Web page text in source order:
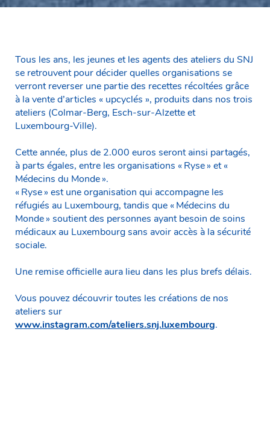
Tous les ans, les jeunes et les agents des ateliers du SNJ
se retrouvent pour décider quelles organisations se
verront reverser une partie des recettes récoltées grâce
à la vente d’articles « upcyclés », produits dans nos trois
ateliers (Colmar-Berg, Esch-sur-Alzette et
Luxembourg-Ville).
Cette année, plus de 2.000 euros seront ainsi partagés,
à parts égales, entre les organisations « Ryse » et «
Médecins du Monde ».
« Ryse » est une organisation qui accompagne les
réfugiés au Luxembourg, tandis que « Médecins du
Monde » soutient des personnes ayant besoin de soins
médicaux au Luxembourg sans avoir accès à la sécurité
sociale.
Une remise officielle aura lieu dans les plus brefs délais.
Vous pouvez découvrir toutes les créations de nos
ateliers sur
www.instagram.com/ateliers.snj.luxembourg.